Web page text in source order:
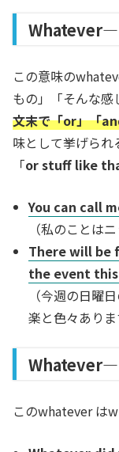
Whatever―
この意味の
もの」「そんな感
文末で「or」「
味として挙げられ
「or stuff like
You can call
（私のことは
There will be
the event this
（今週の日曜
楽と色々ありま
Whatever―
このwhatever は